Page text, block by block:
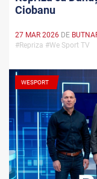
Ciobanu
27 MAR 2026 DE
#Repriza #We Sport TV
WESPORT